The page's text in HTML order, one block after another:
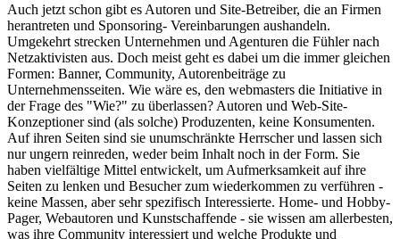
Auch jetzt schon gibt es Autoren und Site-Betreiber, die an Firmen
herantreten und Sponsoring- Vereinbarungen aushandeln.
Umgekehrt strecken Unternehmen und Agenturen die Fühler nach
Netzaktivisten aus. Doch meist geht es dabei um die immer gleichen
Formen: Banner, Community, Autorenbeiträge zu
Unternehmensseiten. Wie wäre es, den webmasters die Initiative in
der Frage des "Wie?" zu überlassen? Autoren und Web-Site-
Konzeptioner sind (als solche) Produzenten, keine Konsumenten.
Auf ihren Seiten sind sie unumschränkte Herrscher und lassen sich
nur ungern reinreden, weder beim Inhalt noch in der Form. Sie
haben vielfältige Mittel entwickelt, um Aufmerksamkeit auf ihre
Seiten zu lenken und Besucher zum wiederkommen zu verführen -
keine Massen, aber sehr spezifisch Interessierte. Home- und Hobby-
Pager, Webautoren und Kunstschaffende - sie wissen am allerbesten,
was ihre Community interessiert und welche Produkte und